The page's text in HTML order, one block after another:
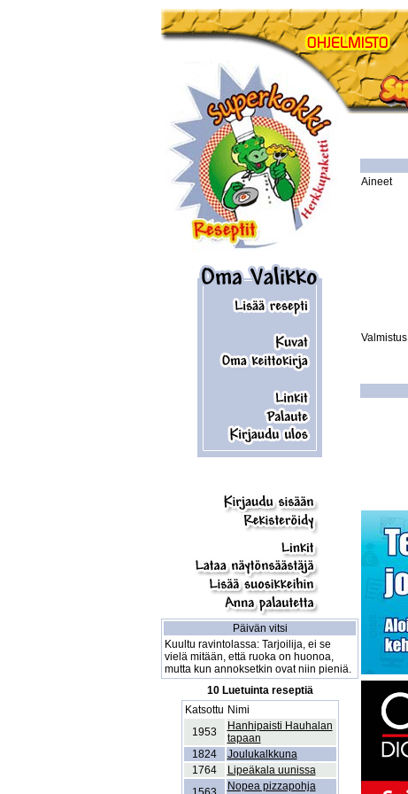
Päivän vitsi
Kuultu ravintolassa: Tarjoilija, ei se
vielä mitään, että ruoka on huonoa,
mutta kun annoksetkin ovat niin pieniä.
10 Luetuinta reseptiä
Katsottu Nimi
1953
Hanhipaisti Hauhalan
tapaan
1824
Joulukalkkuna
1764
Lipeäkala uunissa
Nopea pizzapohja
Aineet
Valmistus